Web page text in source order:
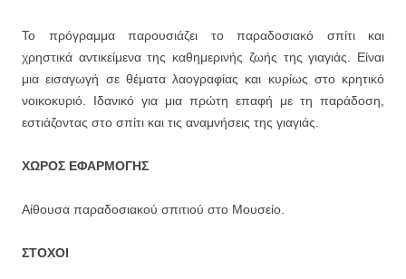
Το πρόγραμμα παρουσιάζει το παραδοσιακό σπίτι και
χρηστικά αντικείμενα της καθημερινής ζωής της γιαγιάς. Είναι
μια εισαγωγή σε θέματα λαογραφίας και κυρίως στο κρητικό
νοικοκυριό. Ιδανικό για μια πρώτη επαφή με τη παράδοση,
εστιάζοντας στο σπίτι και τις αναμνήσεις της γιαγιάς.
ΧΩΡΟΣ ΕΦΑΡΜΟΓΗΣ
Αίθουσα παραδοσιακού σπιτιού στο Μουσείο.
ΣΤΟΧΟΙ